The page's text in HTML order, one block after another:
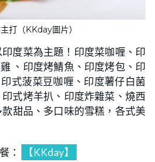
打（KKday圖片）
度菜為主題！印度菜咖喱、印
、印度烤鯖魚、印度烤包、印
式菠菜豆咖喱、印度薯仔白菌
式烤羊扒、印度炸雜菜、燒西
甜品、多口味的雪糕，各式美
： 【KKday】